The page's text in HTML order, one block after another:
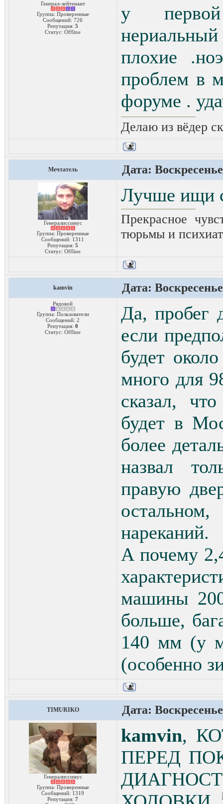
Генерал-лейтенант
Группа: Проверенные
Сообщений: 726
Репутация: 5
Статус: Offline
у
плохие
проблем в
форуме .
Делаю из вёдер
Мечтатель Дата:
Генералиссимус
Группа: Проверенные
Сообщений: 1311
Репутация: 5
Статус: Offline
Лучше ищи
Прекрасное
тюрьмы и
kamvin Дата:
Рядовой
Группа: Пользователи
Сообщений: 2
Репутация: 0
Статус: Offline
Да, пробег
если
будет
много для
сказал,
будет в
более
назвал
правую
нареканий.
А почему
машины
больше,
140 мм (у
(особенно
TIMURIKO Дата:
Генералиссимус
Группа: Проверенные
Сообщений: 1319
Репутация: 7
kamvin,
ПЕРЕД